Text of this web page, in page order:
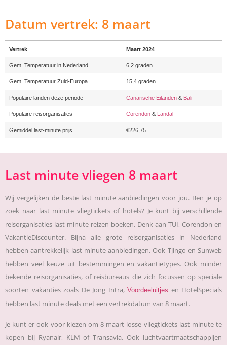
Datum vertrek: 8 maart
Vertrek Maart 2024
Gem. Temperatuur in Nederland 6,2 graden
Gem. Temperatuur Zuid-Europa 15,4 graden
Populaire landen deze periode Canarische Eilanden & Bali
Populaire reisorganisaties Corendon & Landal
Gemiddel last-minute prijs €226,75
Last minute vliegen 8 maart
Wij vergelijken de beste last minute aanbiedingen voor jou. Ben je op
zoek naar last minute vliegtickets of hotels? Je kunt bij verschillende
reisorganisaties last minute reizen boeken. Denk aan TUI, Corendon en
VakantieDiscounter. Bijna alle grote reisorganisaties in Nederland
hebben aantrekkelijk last minute aanbiedingen. Ook Tjingo en Sunweb
hebben veel keuze uit bestemmingen en vakantietypes. Ook minder
bekende reisorganisaties, of reisbureaus die zich focussen op speciale
soorten vakanties zoals De Jong Intra, Voordeeluitjes en HotelSpecials
hebben last minute deals met een vertrekdatum van 8 maart.
Je kunt er ook voor kiezen om 8 maart losse vliegtickets last minute te
kopen bij Ryanair, KLM of Transavia. Ook luchtvaartmaatschappijen